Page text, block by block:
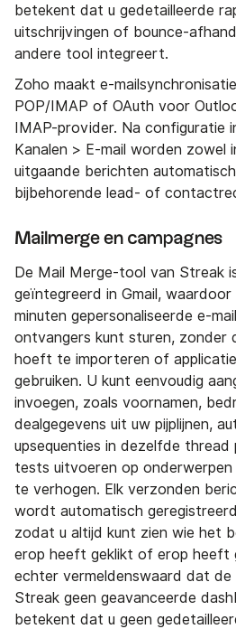
betekent dat u gedetailleerde
uitschrijvingen of bounce-
andere tool integreert.
Zoho maakt e-
POP/IMAP of OAuth voor
IMAP-provider. Na configuratie
Kanalen > E-mail worden zowel
uitgaande berichten
bijbehorende lead- of
Mailmerge en campagnes
De Mail Merge-tool van Streak
geïntegreerd in Gmail,
minuten gepersonaliseerde e-
ontvangers kunt sturen, zonder
hoeft te importeren of
gebruiken. U kunt eenvoudig
invoegen, zoals voornamen,
dealgegevens uit uw pijplijnen,
upsequenties in dezelfde thread
tests uitvoeren op
te verhogen. Elk verzonden
wordt automatisch
zodat u altijd kunt zien wie het
erop heeft geklikt of erop heeft
echter vermeldenswaard dat de
Streak geen geavanceerde
betekent dat u geen